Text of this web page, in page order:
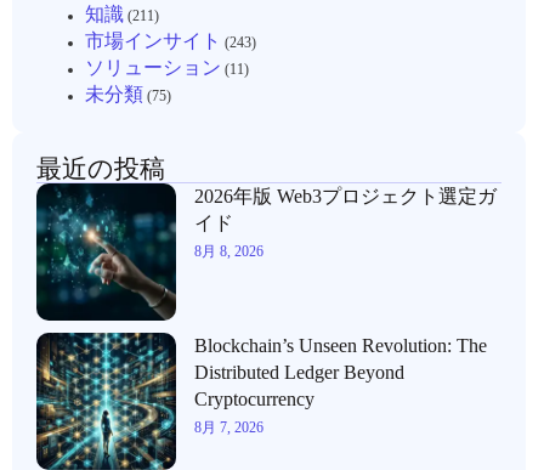
知識 (211)
市場インサイト (243)
ソリューション (11)
未分類 (75)
最近の投稿
2026年版 Web3プロジェクト選定ガ
イド
8月 8, 2026
Blockchain’s Unseen Revolution: The
Distributed Ledger Beyond
Cryptocurrency
8月 7, 2026